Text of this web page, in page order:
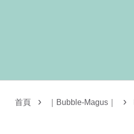
首頁 › ｜Bubble-Magus｜ ›